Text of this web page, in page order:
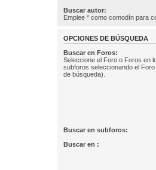
Buscar autor:
Emplee * como comodín para
OPCIONES DE BÚSQUEDA
Buscar en Foros:
Seleccione el Foro o Foros en
subforos seleccionando el
de búsqueda).
Buscar en subforos:
Buscar en :